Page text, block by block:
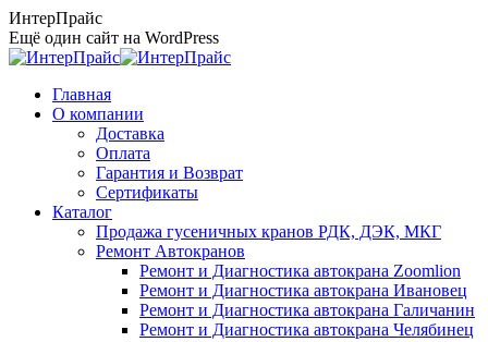
Перейти
к
содержанию
ИнтерПрайс
Ещё один сайт на WordPress
Главная
О компании
Доставка
Оплата
Гарантия и Возврат
Сертификаты
Каталог
Продажа гусеничных кранов РДК, ДЭК, МКГ
Ремонт Автокранов
Ремонт и Диагностика автокрана Zoomlion
Ремонт и Диагностика автокрана Ивановец
Ремонт и Диагностика автокрана Галичанин
Ремонт и Диагностика автокрана Челябинец